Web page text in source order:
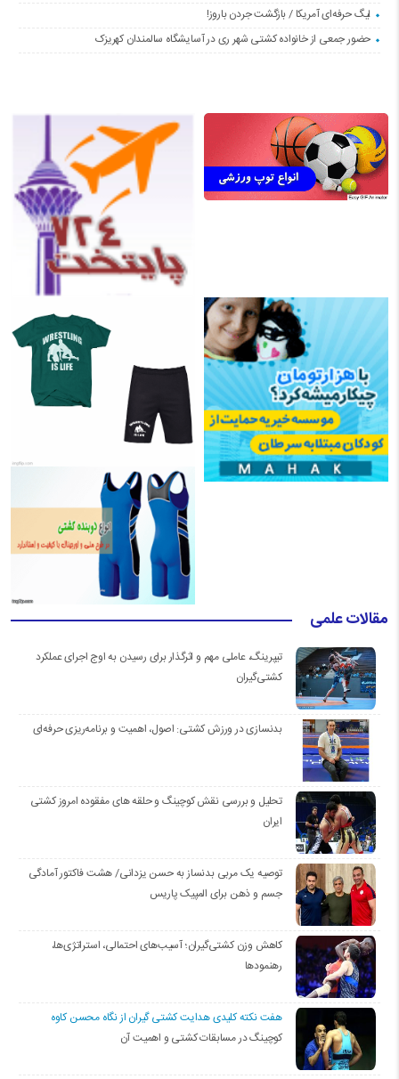
لیگ حرفه‌ای آمریکا / بازگشت جردن باروز!
حضور جمعی از خانواده کشتی شهر ری در آسایشگاه سالمندان کهریزک
مقالات علمی
تیپرینگ، عاملی مهم و اثرگذار برای رسیدن به اوج اجرای عملکرد
کشتی‌گیران
بدنسازی در ورزش کشتی: اصول، اهمیت و برنامه‌ریزی حرفه‌ای
تحلیل و بررسی نقش کوچینگ و حلقه های مفقوده امروز کشتی
ایران
توصیه یک مربی بدنساز به حسن یزدانی/ هشت فاکتور آمادگی
جسم و ذهن برای المپیک پاریس
کاهش وزن کشتی‌گیران؛ آسیب‌های احتمالی، استراتژی‌ها،
رهنمودها
هفت نکته کلیدی هدایت کشتی گیران از نگاه محسن کاوه
کوچینگ در مسابقات کشتی و اهمیت آن